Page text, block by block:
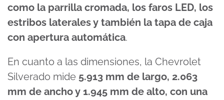
como la parrilla cromada, los faros LED, los
estribos laterales y también la tapa de caja
con apertura automática.
En cuanto a las dimensiones, la Chevrolet
Silverado mide 5.913 mm de largo, 2.063
mm de ancho y 1.945 mm de alto, con una